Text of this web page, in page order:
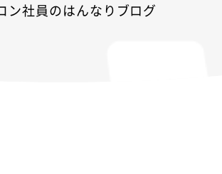
ン社員のはんなりブログ